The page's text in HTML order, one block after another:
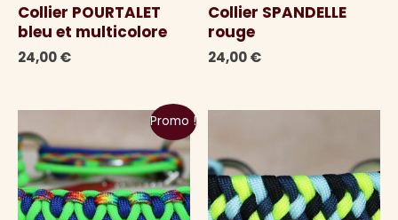
Collier POURTALET
bleu et multicolore
24,00€
Collier SPANDELLE
rouge
24,00€
Promo !